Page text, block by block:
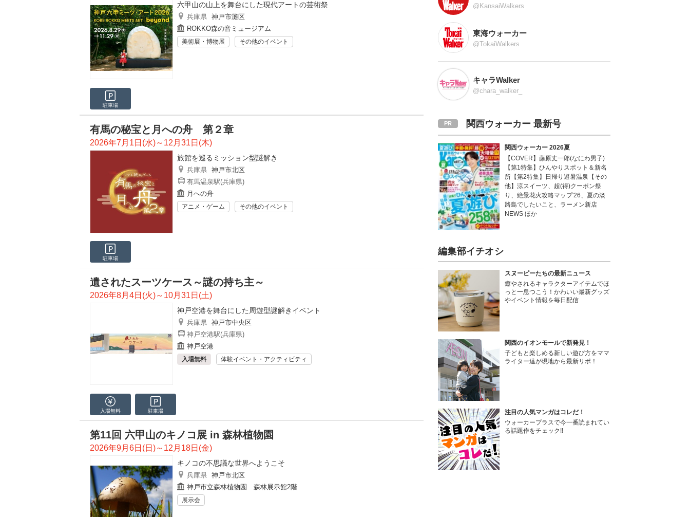
六甲山の山上を舞台にした現代アートの芸術祭
兵庫県 神戸市灘区
ROKKO森の音ミュージアム
美術展・博物展 その他のイベント
駐車場
有馬の秘宝と月への舟 第２章
2026年7月1日(水)～12月31日(木)
旅館を巡るミッション型謎解き
兵庫県 神戸市北区
有馬温泉駅(兵庫県)
月への舟
アニメ・ゲーム その他のイベント
駐車場
遺されたスーツケース～謎の持ち主～
2026年8月4日(火)～10月31日(土)
神戸空港を舞台にした周遊型謎解きイベント
兵庫県 神戸市中央区
神戸空港駅(兵庫県)
神戸空港
入場無料 体験イベント・アクティビティ
入場無料 駐車場
第11回 六甲山のキノコ展 in 森林植物園
2026年9月6日(日)～12月18日(金)
キノコの不思議な世界へようこそ
兵庫県 神戸市北区
神戸市立森林植物園 森林展示館2階
展示会
@KansaiWalkers
東海ウォーカー
@TokaiWalkers
キャラWalker
@chara_walker_
関西ウォーカー 最新号
関西ウォーカー 2026夏
【COVER】藤原丈一郎(なにわ男子)
【第1特集】ひんやりスポット＆新名
所【第2特集】日帰り避暑温泉【その
他】涼スイーツ、超(得)クーポン祭
り、絶景花火攻略マップ'26、夏の淡
路島でしたいこと、ラーメン新店
NEWS ほか
編集部イチオシ
スヌーピーたちの最新ニュース
癒やされるキャラクターアイテムでほ
っと一息つこう！かわいい最新グッズ
やイベント情報を毎日配信
関西のイオンモールで新発見！
子どもと楽しめる新しい遊び方をママ
ライター達が現地から最新リポ！
注目の人気マンガはコレだ！
ウォーカープラスで今一番読まれてい
る話題作をチェック!!